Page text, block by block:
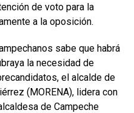
de voto para la
a la oposición.
sabe que habrá
la necesidad de
el alcalde de
(MORENA), lidera con
de Campeche